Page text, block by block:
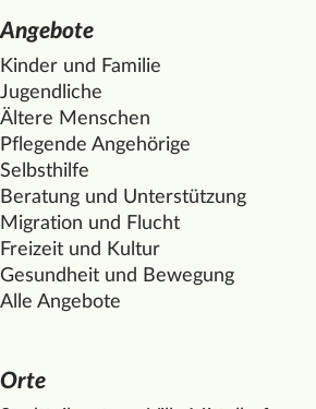
Angebote
Kinder und Familie
Jugendliche
Ältere Menschen
Pflegende Angehörige
Selbsthilfe
Beratung und Unterstützung
Migration und Flucht
Freizeit und Kultur
Gesundheit und Bewegung
Alle Angebote
Orte